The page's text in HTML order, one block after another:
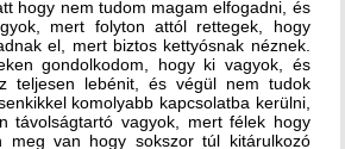
hogy nem tudom magam elfogadni, és
mert folyton attól rettegek, hogy
el, mert biztos kettyósnak néznek.
gondolkodom, hogy ki vagyok, és
teljesen lebénit, és végül nem tudok
komolyabb kapcsolatba kerülni,
távolságtartó vagyok, mert félek hogy
meg van hogy sokszor túl kitárulkozó